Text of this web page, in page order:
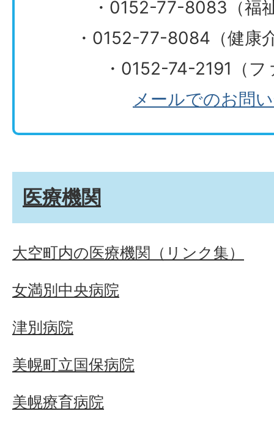
・0152-77-8083（福
・0152-77-8084（健康
・0152-74-2191（
メールでのお問
医療機関
大空町内の医療機関（リンク集）
女満別中央病院
津別病院
美幌町立国保病院
美幌療育病院